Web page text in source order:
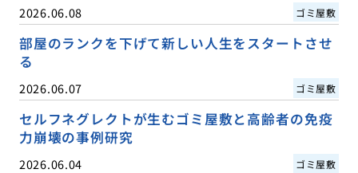
2026.06.08 ゴミ屋敷
部屋のランクを下げて新しい人生をスタートさせ
る
2026.06.07 ゴミ屋敷
セルフネグレクトが生むゴミ屋敷と高齢者の免疫
力崩壊の事例研究
2026.06.04 ゴミ屋敷